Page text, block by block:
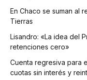
En Chaco se suman al
Tierras
Lisandro: «La idea del
retenciones cero»
Cuenta regresiva para
cuotas sin interés y